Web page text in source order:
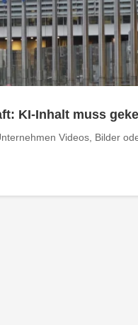
KI-Inhalt muss
Videos, Bilder